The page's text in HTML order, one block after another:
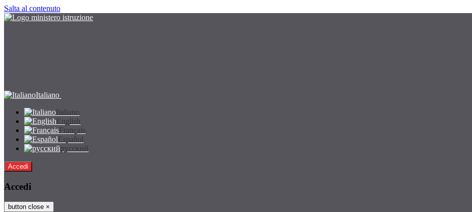
Salta al contenuto
Italiano
Italiano
English
Français
Español
русский
Accedi
Accedi
button close ×